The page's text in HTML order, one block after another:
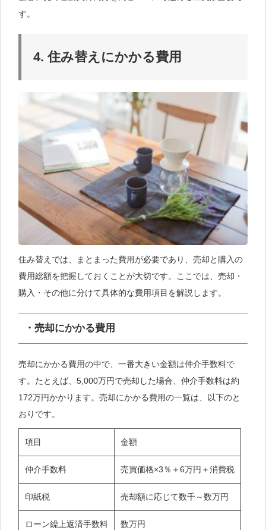
す。
4. 住み替えにかかる費用
住み替えでは、まとまった費用が必要であり、売却と購入の
費用総額を把握しておくことが大切です。ここでは、売却・
購入・その他に分けて具体的な費用項目を解説します。
・売却にかかる費用
売却にかかる費用の中で、一番大きい金額は仲介手数料で
す。たとえば、5,000万円で売却した場合、仲介手数料は約
172万円かかります。売却にかかる費用の一覧は、以下のと
おりです。
項目 金額
仲介手数料 売買価格×3％＋6万円＋消費税
印紙税 売却額に応じて数千～数万円
ローン繰上返済手数料 数万円